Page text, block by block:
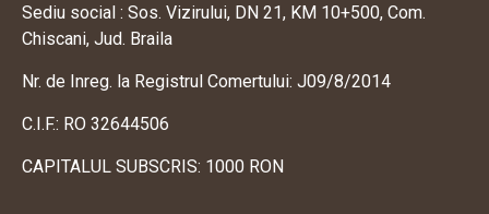
Sediu social : Sos. Vizirului, DN 21, KM 10+500, Com.
Chiscani, Jud. Braila
Nr. de Inreg. la Registrul Comertului: J09/8/2014
C.I.F.: RO 32644506
CAPITALUL SUBSCRIS: 1000 RON